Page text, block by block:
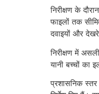
निरीक्षण के
फाइलों तक
दवाइयों और
निरीक्षण में
यानी बच्चों का
प्रशासनिक